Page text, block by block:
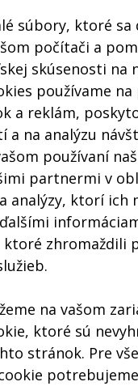
súbory, ktoré sa
počítači a
skúsenosti na
používame
a reklám,
a na analýzu
používaní
partnermi v
analýzy, ktorí ich
zhromaždili
na vašom
ktoré sú
stránok. Pre